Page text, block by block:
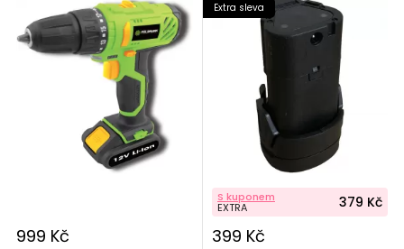
999 Kč
Extra sleva
S kuponem
EXTRA 379 Kč
399 Kč